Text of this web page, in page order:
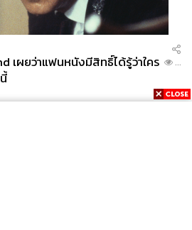
เผยว่าแฟนหนังมีสิทธิ์ได้รู้ว่าใคร
...